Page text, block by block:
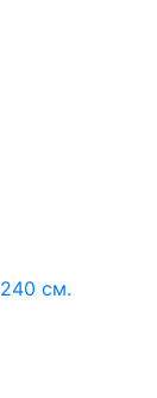
240 см.